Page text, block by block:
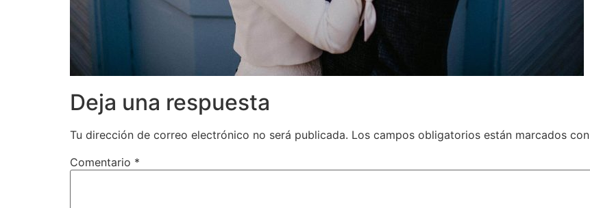
Deja una respuesta
Tu dirección de correo electrónico no será publicada. Los campos obligatorios están marcados con
Comentario *